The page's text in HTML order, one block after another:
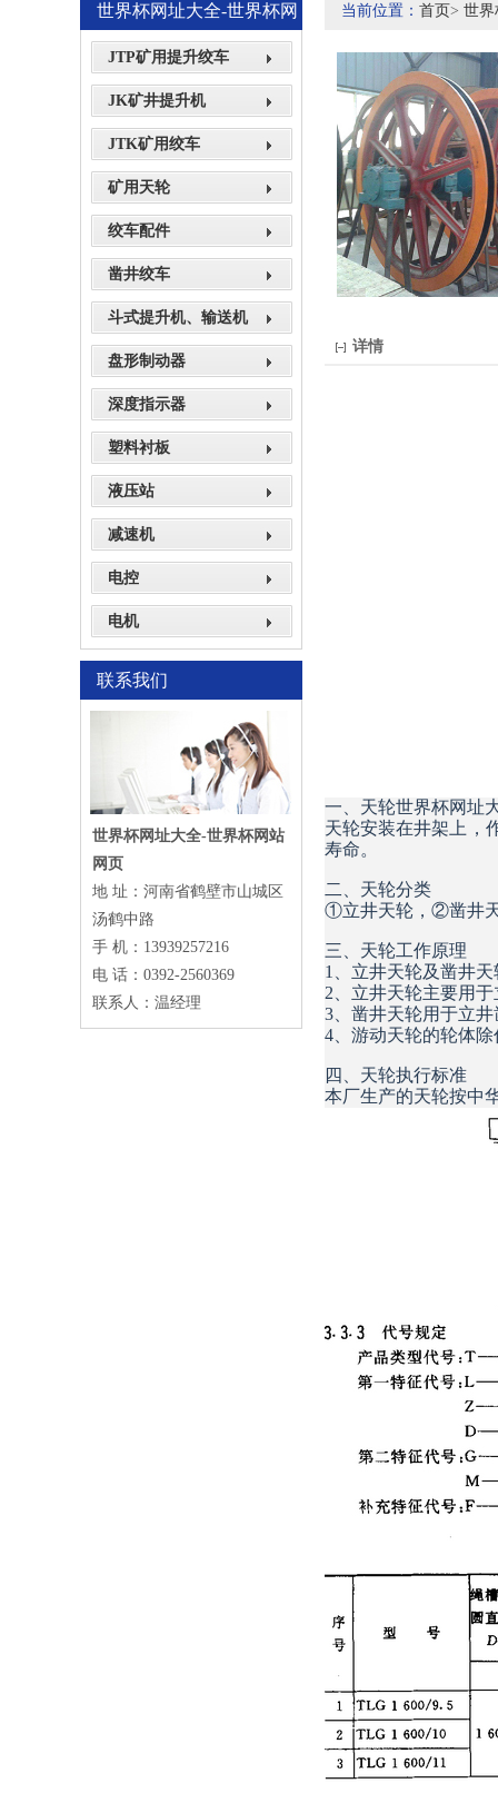
世界杯网址大全-世界杯网
站网页展示
JTP矿用提升绞车
JK矿井提升机
JTK矿用绞车
矿用天轮
绞车配件
凿井绞车
斗式提升机、输送机
盘形制动器
深度指示器
塑料衬板
液压站
减速机
电控
电机
联系我们
世界杯网址大全-世界杯网站
网页
地 址：河南省鹤壁市山城区
汤鹤中路
手 机：13939257216
电 话：0392-2560369
联系人：温经理
当前位置： 首页> 世界
详情
一、天轮世界杯网址
天轮安装在井架上，
寿命。
二、天轮分类
①立井天轮，②凿井
三、天轮工作原理
1、立井天轮及凿井
2、立井天轮主要用
3、凿井天轮用于立
4、游动天轮的轮体
四、天轮执行标准
本厂生产的天轮按中